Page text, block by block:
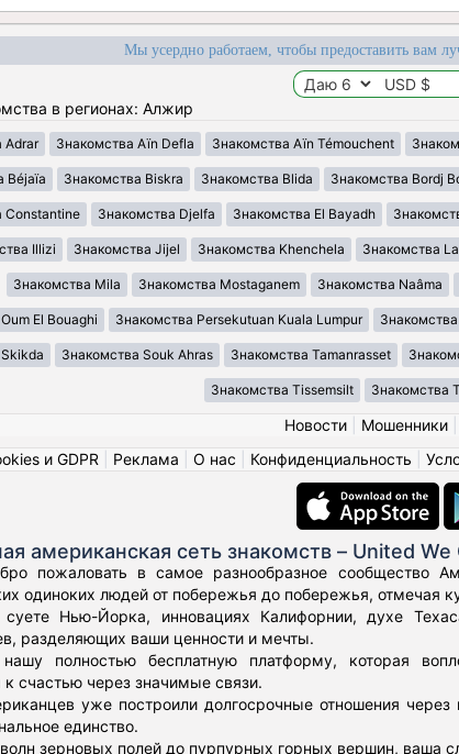
Мы усердно работаем, чтобы предоставить вам
в регионах: Алжир
Adrar Знакомства Aïn Defla Знакомства Aïn Témouchent
Béjaïa Знакомства Biskra Знакомства Blida Знакомства Bordj
Constantine Знакомства Djelfa Знакомства El Bayadh
Illizi Знакомства Jijel Знакомства Khenchela Знакомства
Знакомства Mila Знакомства Mostaganem Знакомства Naâma
El Bouaghi Знакомства Persekutuan Kuala Lumpur
Знакомства Souk Ahras Знакомства Tamanrasset
Знакомства Tissemsilt Знакомства
Новости| Мошенники|
и GDPR
Реклама О нас Конфиденциальность
американская сеть знакомств – United
пожаловать в самое разнообразное сообщество
одиноких людей от побережья до побережья, отмечая
Нью-Йорка, инновациях Калифорнии, духе
разделяющих ваши ценности и мечты.
полностью бесплатную платформу, которая
счастью через значимые связи.
уже построили долгосрочные отношения
единство.
зерновых полей до пурпурных горных вершин, ваша